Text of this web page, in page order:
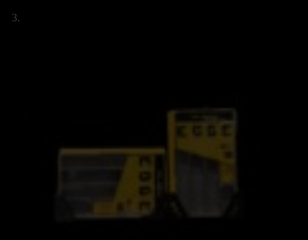
alennuskoodin verkkokauppaamme! Lisäksi saat
tietoa uusista tuotteistamme ja muista
Syötä sähköpostisi.